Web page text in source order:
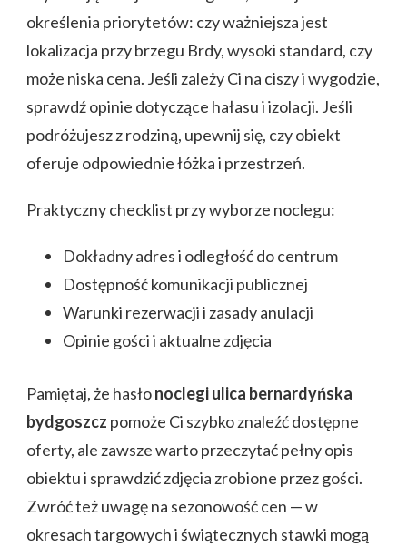
określenia priorytetów: czy ważniejsza jest
lokalizacja przy brzegu Brdy, wysoki standard, czy
może niska cena. Jeśli zależy Ci na ciszy i wygodzie,
sprawdź opinie dotyczące hałasu i izolacji. Jeśli
podróżujesz z rodziną, upewnij się, czy obiekt
oferuje odpowiednie łóżka i przestrzeń.
Praktyczny checklist przy wyborze noclegu:
Dokładny adres i odległość do centrum
Dostępność komunikacji publicznej
Warunki rezerwacji i zasady anulacji
Opinie gości i aktualne zdjęcia
Pamiętaj, że hasłonoclegi ulica bernardyńska
bydgoszcz pomoże Ci szybko znaleźć dostępne
oferty, ale zawsze warto przeczytać pełny opis
obiektu i sprawdzić zdjęcia zrobione przez gości.
Zwróć też uwagę na sezonowość cen — w
okresach targowych i świątecznych stawki mogą